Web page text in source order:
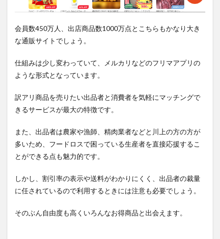
会員数450万人、出店商品数1000万点とこちらもかなり大き
な通販サイトでしょう。
仕組みは少し変わっていて、メルカリなどのフリマアプリの
ような形式となっています。
訳アリ商品を売りたい出品者と消費者を気軽にマッチングで
きるサービスが最大の特徴です。
また、出品者は農家や漁師、精肉業者などと川上の方の方が
多いため、フードロスで困っている生産者を直接応援するこ
とができる点も魅力的です。
しかし、割引率の表示や送料がわかりにくく、出品者の裁量
に任されているので利用するときには注意も必要でしょう。
そのぶん自由度も高くいろんなお得商品と出会えます。